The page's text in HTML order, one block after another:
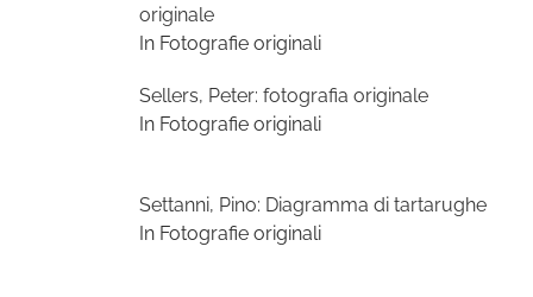
originale
In Fotografie originali
Sellers, Peter: fotografia originale
In Fotografie originali
Settanni, Pino: Diagramma di tartarughe
In Fotografie originali